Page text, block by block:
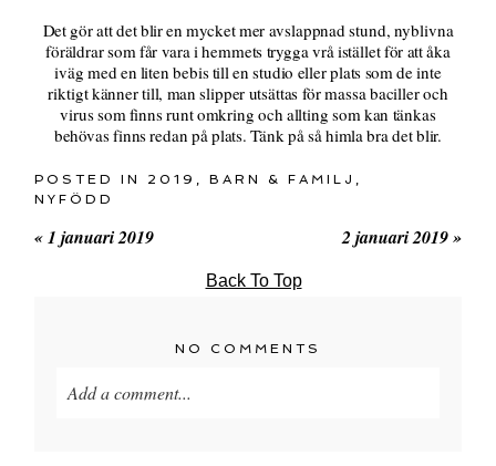
Det gör att det blir en mycket mer avslappnad stund, nyblivna
föräldrar som får vara i hemmets trygga vrå istället för att åka
iväg med en liten bebis till en studio eller plats som de inte
riktigt känner till, man slipper utsättas för massa baciller och
virus som finns runt omkring och allting som kan tänkas
behövas finns redan på plats. Tänk på så himla bra det blir.
POSTED IN 2019 ,BARN & FAMILJ ,
NYFÖDD
«1 januari 2019 2 januari 2019»
Back To Top
NO COMMENTS
Add a comment...